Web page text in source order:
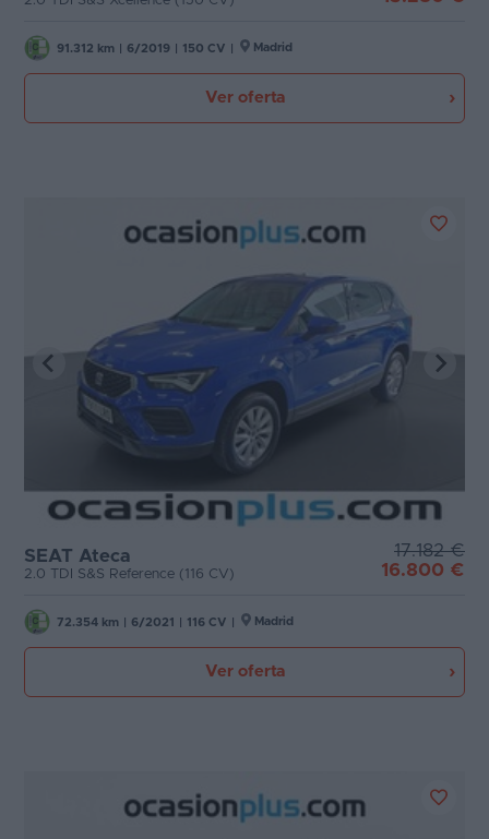
91.312 km 6/2019 150 CV Madrid
Ver oferta
SEAT Ateca
2.0 TDI S&S Reference (116 CV)
17.182 €
16.800 €
72.354 km 6/2021 116 CV Madrid
Ver oferta